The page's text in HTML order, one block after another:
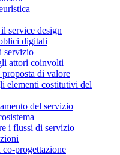
service design
digitali
servizio
attori coinvolti
di valore
elementi costitutivi del
del servizio
i flussi di servizio
progettazione